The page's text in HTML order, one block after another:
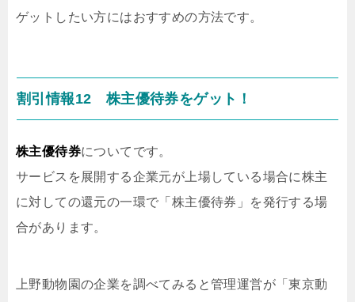
ゲットしたい方にはおすすめの方法です。
割引情報12 株主優待券をゲット！
株主優待券についてです。
サービスを展開する企業元が上場している場合に株主
に対しての還元の一環で「株主優待券」を発行する場
合があります。
上野動物園の企業を調べてみると管理運営が「東京動